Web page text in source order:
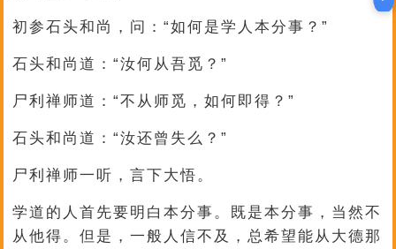
初参石头和尚，问：“如何是学人本分事？”
石头和尚道：“汝何从吾觅？”
尸利禅师道：“不从师觅，如何即得？”
石头和尚道：“汝还曾失么？”
尸利禅师一听，言下大悟。
学道的人首先要明白本分事。既是本分事，当然不
从他得。但是，一般人信不及，总希望能从大德那